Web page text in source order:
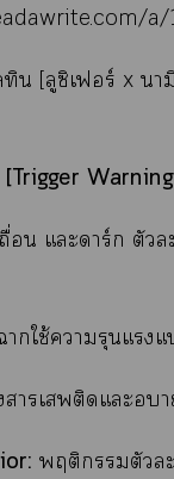
น [ลูซิเฟอร์ x นา
[Trigger
อน แะดาร์ก ตัว
าใช้ารุนแรง
าเติดแะอบ
พฤติกรรมตัว